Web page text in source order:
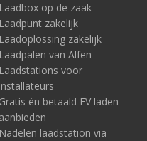
Laadbox op de zaak
Laadpunt zakelijk
Laadoplossing zakelijk
Laadpalen van Alfen
Laadstations voor
installateurs
Gratis én betaald EV laden
aanbieden
Nadelen laadstation via